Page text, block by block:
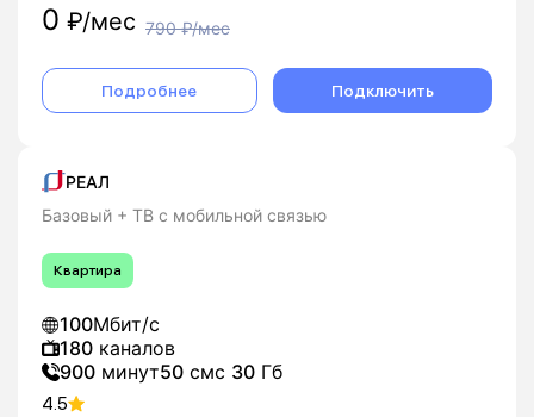
0 ₽/мес 790₽/мес
Подробнее Подключить
РЕАЛ
Базовый + ТВ с мобильной связью
Квартира
100Мбит/с
180 каналов
900 минут50 смс 30 Гб
4.5